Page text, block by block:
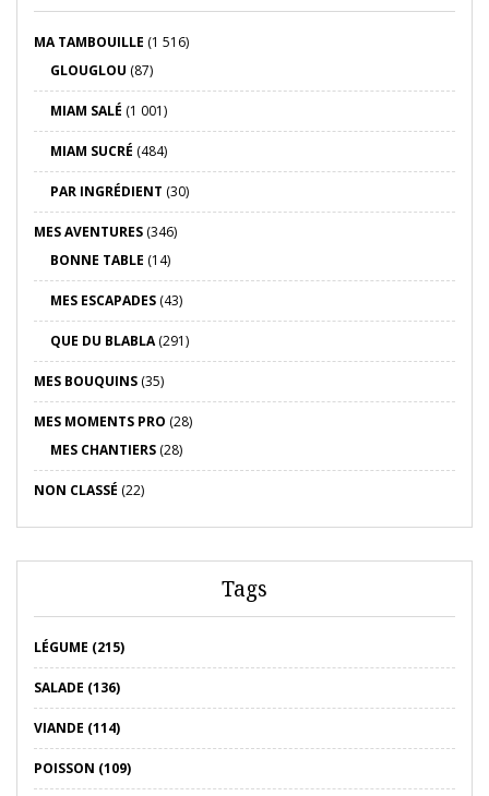
MA TAMBOUILLE (1 516)
GLOUGLOU (87)
MIAM SALÉ (1 001)
MIAM SUCRÉ (484)
PAR INGRÉDIENT (30)
MES AVENTURES (346)
BONNE TABLE (14)
MES ESCAPADES (43)
QUE DU BLABLA(291)
MES BOUQUINS (35)
MES MOMENTS PRO (28)
MES CHANTIERS (28)
NON CLASSÉ (22)
Tags
LÉGUME (215)
SALADE (136)
VIANDE (114)
POISSON (109)